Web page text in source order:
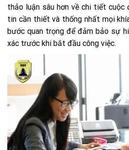
thảo luận sâu hơn về chi tiết cuộc
tin cần thiết và thống nhất mọi
bước quan trọng để đảm bảo sự
xác trước khi bắt đầu công việc.